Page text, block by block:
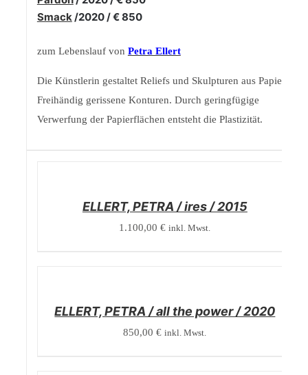
Smack/2020 / € 850
zum Lebenslauf von Petra Ellert
Die Künstlerin gestaltet Reliefs und Skulpturen aus Papier.
Freihändig gerissene Konturen. Durch geringfügige
Verwerfung der Papierflächen entsteht die Plastizität.
ELLERT, PETRA / ires / 2015
1.100,00€ inkl. Mwst.
ELLERT, PETRA / all the power / 2020
850,00€ inkl. Mwst.